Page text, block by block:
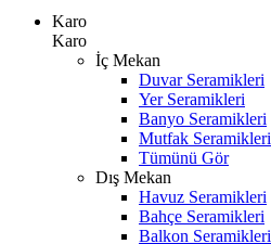
Karo
Karo
İç Mekan
Duvar Seramikleri
Yer Seramikleri
Banyo Seramikleri
Mutfak Seramikleri
Tümünü Gör
Dış Mekan
Havuz Seramikleri
Bahçe Seramikleri
Balkon Seramikleri